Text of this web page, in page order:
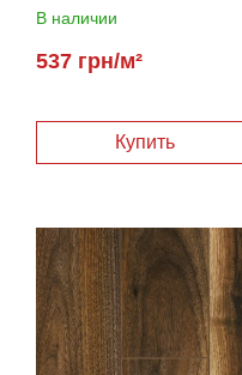
В наличии
537 грн/м²